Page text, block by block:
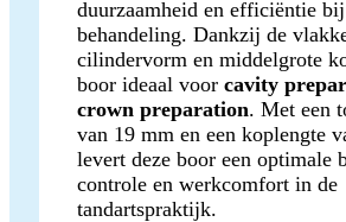
duurzaamheid en efficiëntie
behandeling. Dankzij de
cilindervorm en middelgrote
boor ideaal voor cavity
crown preparation. Met een
van 19 mm en een koplengte
levert deze boor een optimale
controle en werkcomfort in de
tandartspraktijk.